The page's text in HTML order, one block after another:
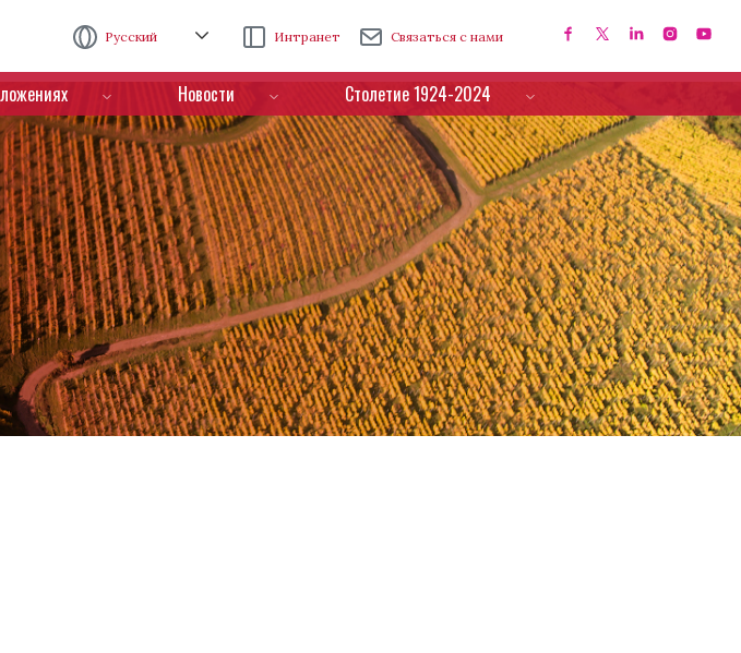
Русский Интранет Связаться с нами
Новости Столетие 1924-2024